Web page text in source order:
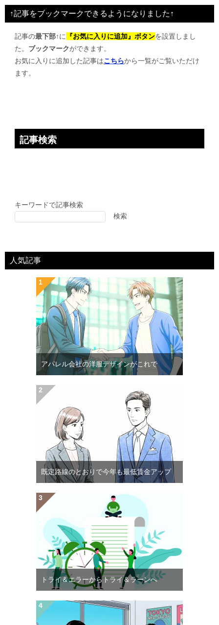
ビ
ゲ
↑記事をブックマークできるようになりました↑
記事の最下部↑に 『お気に入りに追加』ボタンを設置しまし
た。 ブックマークができます。
お気に入りに追加した記事はこちらから一覧がご覧いただけ
ます。
記事検索
キーワードで記事検索
検索
人気記事
アパレル会社の洋服デザインがこれで
既定路線のとおりで今年も最低賃金アップ
トライ＆エラーからトライ＆ラーンへ